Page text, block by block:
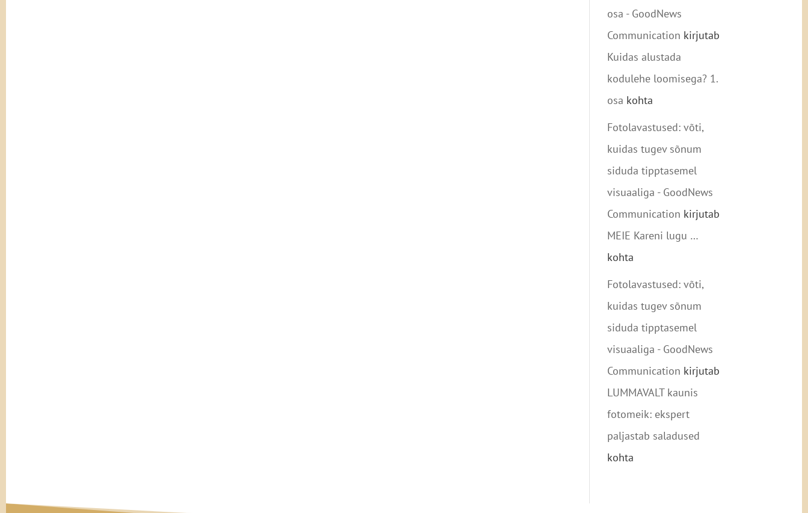
osa - GoodNews
Communication kirjutab
Kuidas alustada
kodulehe loomisega? 1.
osa kohta
Fotolavastused: võti,
kuidas tugev sõnum
siduda tipptasemel
visuaaliga - GoodNews
Communication kirjutab
MEIE Kareni lugu …
kohta
Fotolavastused: võti,
kuidas tugev sõnum
siduda tipptasemel
visuaaliga - GoodNews
Communication kirjutab
LUMMAVALT kaunis
fotomeik: ekspert
paljastab saladused
kohta